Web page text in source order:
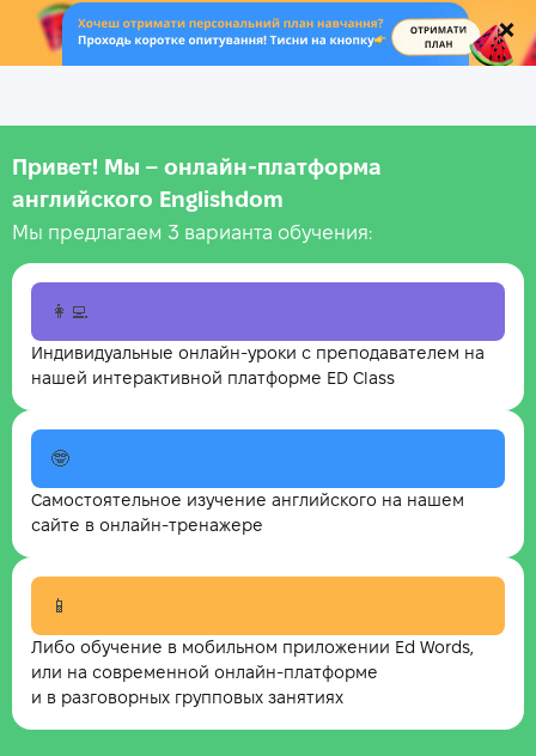
.
Привет! Мы – онлайн‑платформа
английского Englishdom
Мы предлагаем 3 варианта обучения:
👩‍💻
Индивидуальные онлайн-уроки с преподавателем на
нашей интерактивной платформе ED Class
🤓
Самостоятельное изучение английского на нашем
сайте в онлайн-тренажере
📱
Либо обучение в мобильном приложении Ed Words,
или на современной онлайн-платформе
и в разговорных групповых занятиях